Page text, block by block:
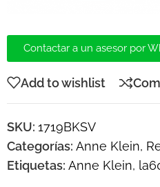
Contactar a un asesor por
Add to wishlist
SKU: 1719BKSV
Categorías: Anne Klein,
Etiquetas: Anne Klein,